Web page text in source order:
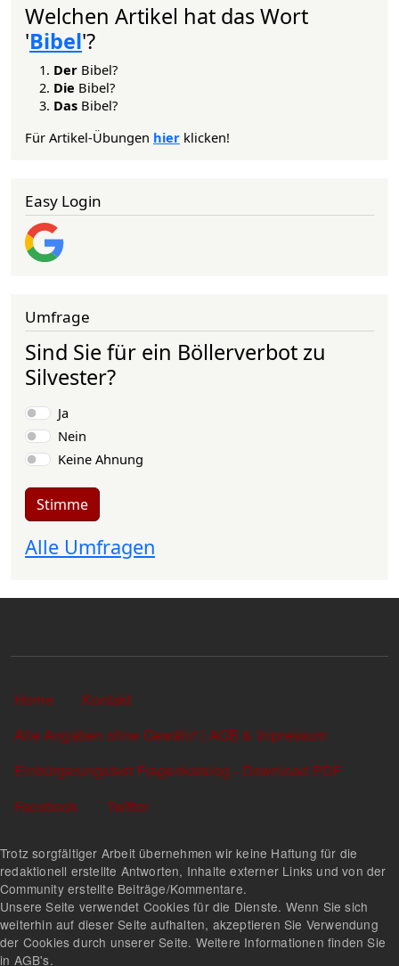
Welchen Artikel hat das Wort
'Bibel'?
Der Bibel?
Die Bibel?
Das Bibel?
Für Artikel-Übungen hier klicken!
Easy Login
Umfrage
Sind Sie für ein Böllerverbot zu
Silvester?
Auswahlmöglichkeiten
Ja
Nein
Keine Ahnung
Stimme
Alle Umfragen
Sekundärlinks
Home
Kontakt
Alle Angaben ohne Gewähr! | AGB & Impressum
Einbürgerungstest Fragenkatalog - Download PDF
Facebook
Twitter
Trotz sorgfältiger Arbeit übernehmen wir keine Haftung für die
redaktionell erstellte Antworten, Inhalte externer Links und von der
Community erstellte Beiträge/Kommentare.
Unsere Seite verwendet Cookies für die Dienste. Wenn Sie sich
weiterhin auf dieser Seite aufhalten, akzeptieren Sie Verwendung
der Cookies durch unserer Seite. Weitere Informationen finden Sie
in AGB's.